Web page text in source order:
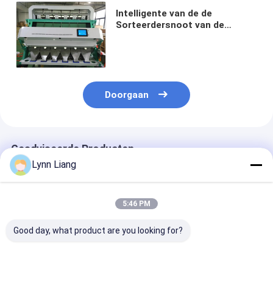
Intelligente van de de
Sorteerdersnoot van de
Doorgaan
Geadviseerde Producten
Lynn Liang
5:46 PM
Good day, what product are you looking for?